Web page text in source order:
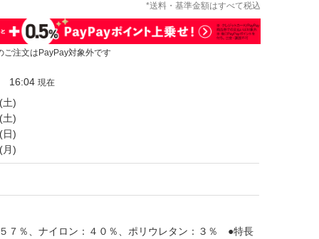
*送料・基準金額はすべて税込
注文はPayPay対象外です
16:04 現在
(土)
(土)
(日)
(月)
７％、ナイロン：４０％、ポリウレタン：３％ ●特長